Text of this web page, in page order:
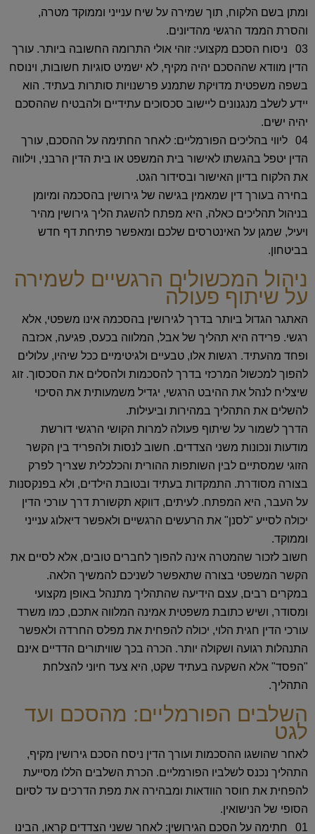
ומתן בשם הלקוח, תוך שמירה על שיח ענייני וממוקד מטרה,
והסרת הממד הרגשי מהדיונים.
ניסוח הסכם מקצועי: זוהי אולי התרומה החשובה ביותר. עורך
הדין מוודא שההסכם יהיה מקיף, לא ישמיט סוגיות חשובות, וינוסח
בשפה משפטית מדויקת שתמנע פרשנויות סותרות בעתיד. הוא
יידע לשלב מנגנונים ליישוב סכסוכים עתידיים ולהבטיח שההסכם
יהיה ישים.
ליווי בהליכים הפורמליים: לאחר החתימה על ההסכם, עורך
הדין יטפל בהגשתו לאישור בית המשפט או בית הדין הרבני, וילווה
את הלקוח בדיון האישור ובסידור הגט.
בחירה בעורך דין שמאמין בגישה של גירושין בהסכמה ומיומן
בניהול תהליכים כאלה, היא מפתח להשגת הליך גירושין מהיר
ויעיל, שמגן על האינטרסים שלכם ומאפשר פתיחת דף חדש
בביטחון.
ניהול המכשולים הרגשיים לשמירה
על שיתוף פעולה
האתגר הגדול ביותר בדרך לגירושין בהסכמה אינו משפטי, אלא
רגשי. פרידה היא תהליך של אבל, המלווה בכעס, פגיעה, אכזבה
ופחד מהעתיד. רגשות אלו, טבעיים ולגיטימיים ככל שיהיו, עלולים
להפוך למכשול המרכזי בדרך להסכמות ולהסלים את הסכסוך. זוג
שיצליח לנהל את ההיבט הרגשי, יגדיל משמעותית את הסיכוי
להשלים את התהליך במהירות וביעילות.
הדרך לשמור על שיתוף פעולה למרות הקושי הרגשי דורשת
מודעות ונכונות משני הצדדים. חשוב לנסות ולהפריד בין הקשר
הזוגי שמסתיים לבין השותפות ההורית והכלכלית שצריך לפרק
בצורה מסודרת. התמקדות בעתיד ובטובת הילדים, ולא בפנקסנות
על העבר, היא המפתח. לעיתים, דווקא תקשורת דרך עורכי הדין
יכולה לסייע "לסנן" את הרעשים הרגשיים ולאפשר דיאלוג ענייני
וממוקד.
חשוב לזכור שהמטרה אינה להפוך לחברים טובים, אלא לסיים את
הקשר המשפטי בצורה שתאפשר לשניכם להמשיך הלאה.
במקרים רבים, עצם הידיעה שהתהליך מתנהל באופן מקצועי
ומסודר, ושיש כתובת משפטית אמינה המלווה אתכם, כמו משרד
עורכי הדין חגית הלוי, יכולה להפחית את מפלס החרדה ולאפשר
התנהלות רגועה ושקולה יותר. הכרה בכך שוויתורים הדדיים אינם
"הפסד" אלא השקעה בעתיד שקט, היא צעד חיוני להצלחת
התהליך.
השלבים הפורמליים: מהסכם ועד
לגט
לאחר שהושגו ההסכמות ועורך הדין ניסח הסכם גירושין מקיף,
התהליך נכנס לשלביו הפורמליים. הכרת השלבים הללו מסייעת
להפחית את חוסר הוודאות ומבהירה את מפת הדרכים עד לסיום
הסופי של הנישואין.
חתימה על הסכם הגירושין: לאחר ששני הצדדים קראו, הבינו